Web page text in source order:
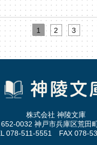
1 2 3
株式会社 神陵文庫
0032 神戸市兵庫区荒田
078-511-5551 FAX 078-